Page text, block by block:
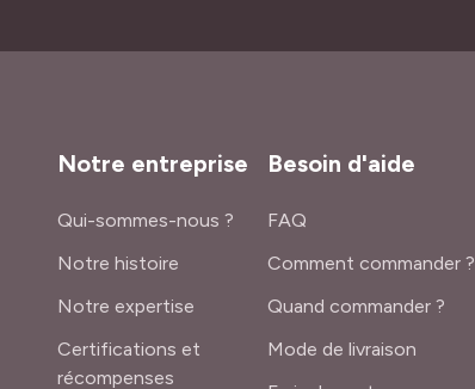
Notre entreprise
Qui-sommes-nous ?
Notre histoire
Notre expertise
Certifications et
récompenses
Besoin d'aide
FAQ
Comment commander ?
Quand commander ?
Mode de livraison